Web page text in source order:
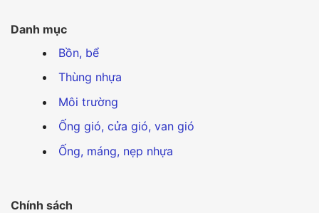
Danh mục
Bồn, bể
Thùng nhựa
Môi trường
Ống gió, cửa gió, van gió
Ống, máng, nẹp nhựa
Chính sách